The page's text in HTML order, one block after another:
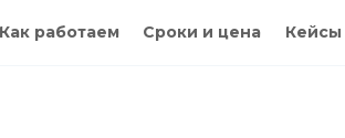
Как работаем Сроки и цена Кейсы